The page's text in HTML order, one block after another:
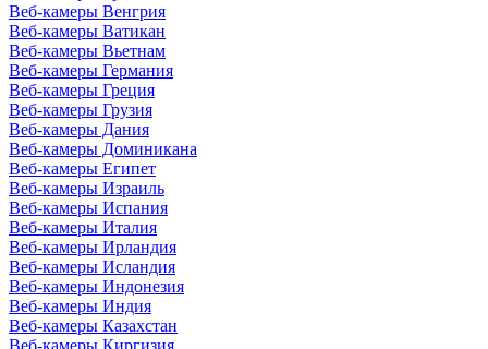
Веб-камеры Венгрия
Веб-камеры Ватикан
Веб-камеры Вьетнам
Веб-камеры Германия
Веб-камеры Греция
Веб-камеры Грузия
Веб-камеры Дания
Веб-камеры Доминикана
Веб-камеры Египет
Веб-камеры Израиль
Веб-камеры Испания
Веб-камеры Италия
Веб-камеры Ирландия
Веб-камеры Исландия
Веб-камеры Индонезия
Веб-камеры Индия
Веб-камеры Казахстан